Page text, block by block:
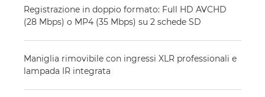
Registrazione in doppio formato: Full HD AVCHD
(28 Mbps) o MP4 (35 Mbps) su 2 schede SD
Maniglia rimovibile con ingressi XLR professionali e
lampada IR integrata